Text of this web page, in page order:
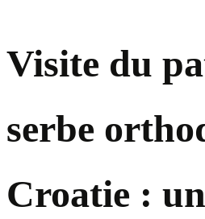
Visite du
serbe
Croatie :